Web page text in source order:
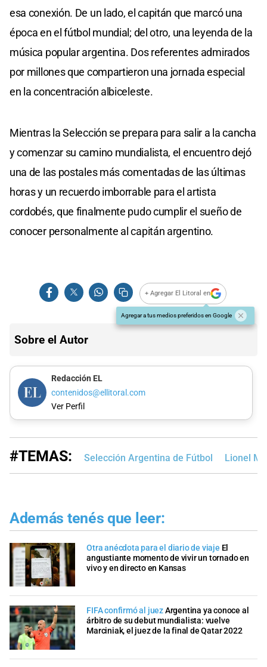
esa conexión. De un lado, el capitán que marcó una
época en el fútbol mundial; del otro, una leyenda de la
música popular argentina. Dos referentes admirados
por millones que compartieron una jornada especial
en la concentración albiceleste.
Mientras la Selección se prepara para salir a la cancha
y comenzar su camino mundialista, el encuentro dejó
una de las postales más comentadas de las últimas
horas y un recuerdo imborrable para el artista
cordobés, que finalmente pudo cumplir el sueño de
conocer personalmente al capitán argentino.
+ Agregar El Litoral en
Agregar a tus medios preferidos en Google
Sobre el Autor
Redacción EL
contenidos@ellitoral.com
Ver Perfil
#TEMAS: Selección Argentina de Fútbol Lionel
Además tenés que leer:
Otra anécdota para el diario de viaje El
angustiante momento de vivir un tornado en
vivo y en directo en Kansas
FIFA confirmó al juezArgentina ya conoce al
árbitro de su debut mundialista: vuelve
Marciniak, el juez de la final de Qatar 2022